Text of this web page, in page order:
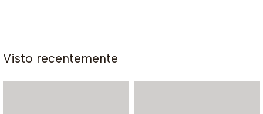
Visto recentemente